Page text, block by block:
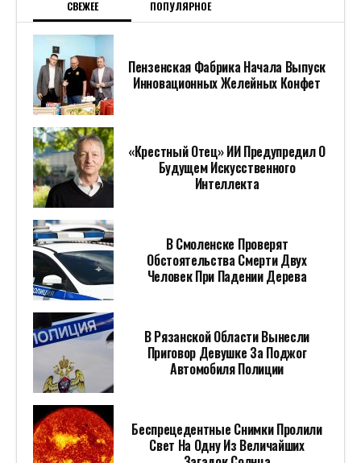
СВЕЖЕЕ ПОПУЛЯРНОЕ
Пензенская Фабрика Начала Выпуск
Инновационных Желейных Конфет
«Крестный Отец» ИИ Предупредил О
Будущем Искусственного
Интеллекта
В Смоленске Проверят
Обстоятельства Смерти Двух
Человек При Падении Дерева
В Рязанской Области Вынесли
Приговор Девушке За Поджог
Автомобиля Полиции
Беспрецедентные Снимки Пролили
Свет На Одну Из Величайших